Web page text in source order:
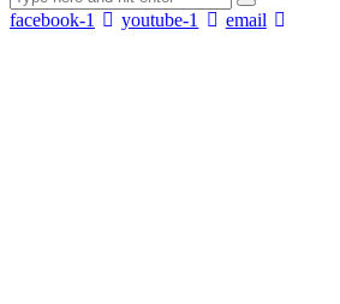
facebook-1 youtube-1 email